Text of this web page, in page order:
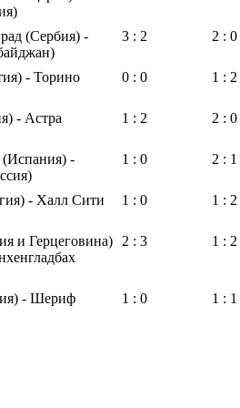
(Сербия) -
3 : 2 2 : 0
- Торино 0 : 0 1 : 2
- Астра 1 : 2 2 : 0
(Испания) -
1 : 0 2 : 1
- Халл Сити 1 : 0 1 : 2
и Герцеговина)
2 : 3 1 : 2
- Шериф 1 : 0 1 : 1